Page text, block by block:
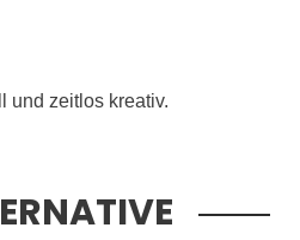
und zeitlos kreativ.